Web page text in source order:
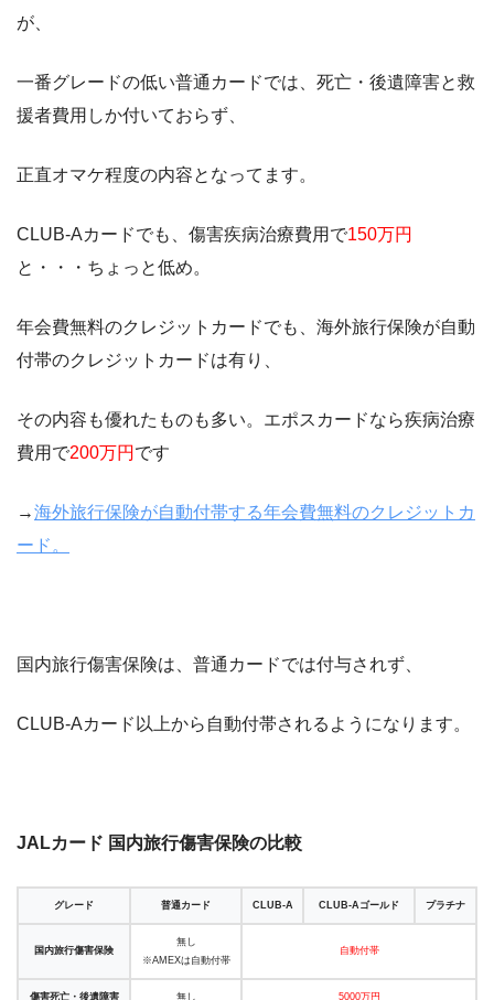
が、
一番グレードの低い普通カードでは、死亡・後遺障害と救
援者費用しか付いておらず、
正直オマケ程度の内容となってます。
CLUB-Aカードでも、傷害疾病治療費用で150万円
と・・・ちょっと低め。
年会費無料のクレジットカードでも、海外旅行保険が自動
付帯のクレジットカードは有り、
その内容も優れたものも多い。エポスカードなら疾病治療
費用で200万円 です
→海外旅行保険が自動付帯する年会費無料のクレジットカ
ード。
国内旅行傷害保険は、普通カードでは付与されず、
CLUB-Aカード以上から自動付帯されるようになります。
JALカード 国内旅行傷害保険の比較
グレード 普通カード CLUB-A CLUB-Aゴールド プラチナ
国内旅行傷害保険
無し
※AMEXは自動付帯
自動付帯
傷害死亡・後遺障害 無し 5000万円